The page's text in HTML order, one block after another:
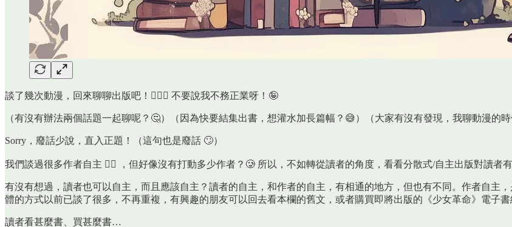
談了幾次動漫，回來聊聊出版吧！🙋🏻‍♀️ 不要說我不務正業呀！🤪
（有沒有辦法兩個話題一起聊呢？🤔）（因為快要結集出書，想灌水加長篇幅？😅）（大家有沒有發現，我聊動漫的時
Sorry，廢話少說，直入正題！（這句也是廢話 🙄）
我們談過很多作者自主 😮‍💨 ，但好像沒有打動多少作者？🥲 所以，不如轉從讀者的角度，看看分散式/自主出版對讀者
有沒有想過，讀者也可以自主，而且應該自主？讀者的自主，和作者的自主，有相通的地方，但也有不同。作者自主
體的方式以前已談了很多，不再重複，有興趣的朋友可以回去看本欄的舊文，或者購買即將出版的《少女革命》電子書
讀者看甚麼書、買甚麼書…